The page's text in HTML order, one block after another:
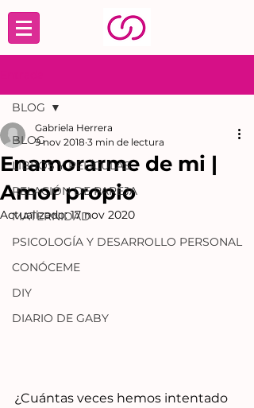
BLOG
LIBROS Y PELÍCULAS
RELACIÓN DE PAREJA
MATERNIDAD
PSICOLOGÍA Y DESARROLLO PERSONAL
CONÓCEME
DIY
DIARIO DE GABY
BLOG
Enamorarme de mi |
Amor propio
Gabriela Herrera
9 nov 2018 3 min de lectura
Actualizado:17 nov 2020
¿Cuántas veces hemos intentado